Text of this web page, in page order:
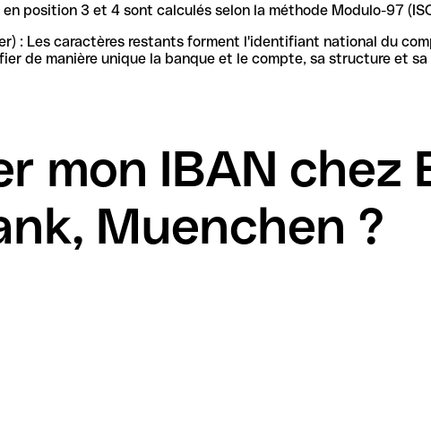
en position 3 et 4 sont calculés selon la méthode Modulo-97
: Les caractères restants forment l'identifiant national du
mon IBAN chez
Muenchen ?